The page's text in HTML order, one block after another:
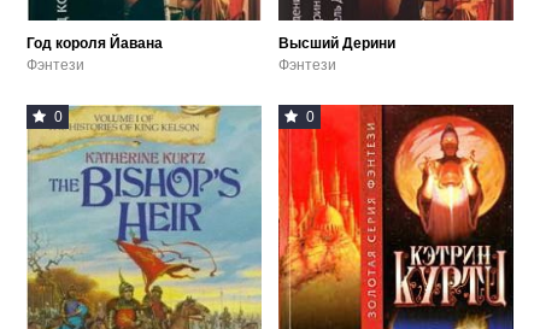
Год короля Йавана
Фэнтези
Высший Дерини
Фэнтези
0 0